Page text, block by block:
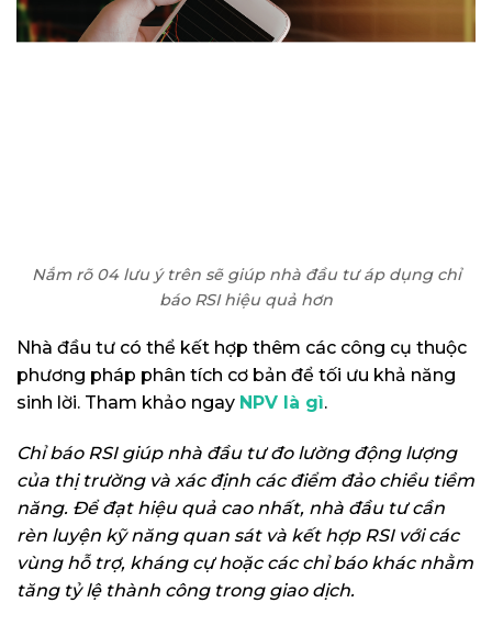
Nắm rõ 04 lưu ý trên sẽ giúp nhà đầu tư áp dụng chỉ
báo RSI hiệu quả hơn
Nhà đầu tư có thể kết hợp thêm các công cụ thuộc
phương pháp phân tích cơ bản để tối ưu khả năng
sinh lời. Tham khảo ngay NPV là gì.
Chỉ báo RSI giúp nhà đầu tư đo lường động lượng
của thị trường và xác định các điểm đảo chiều tiềm
năng. Để đạt hiệu quả cao nhất, nhà đầu tư cần
rèn luyện kỹ năng quan sát và kết hợp RSI với các
vùng hỗ trợ, kháng cự hoặc các chỉ báo khác nhằm
tăng tỷ lệ thành công trong giao dịch.